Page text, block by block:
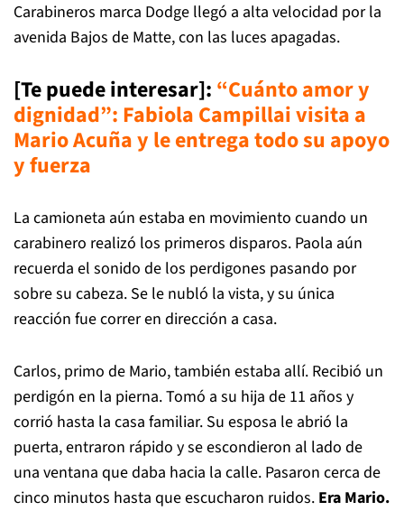
Carabineros marca Dodge llegó a alta velocidad por la
avenida Bajos de Matte, con las luces apagadas.
[Te puede interesar]: “Cuánto amor y
dignidad”: Fabiola Campillai visita a
Mario Acuña y le entrega todo su apoyo
y fuerza
La camioneta aún estaba en movimiento cuando un
carabinero realizó los primeros disparos. Paola aún
recuerda el sonido de los perdigones pasando por
sobre su cabeza. Se le nubló la vista, y su única
reacción fue correr en dirección a casa.
Carlos, primo de Mario, también estaba allí. Recibió un
perdigón en la pierna. Tomó a su hija de 11 años y
corrió hasta la casa familiar. Su esposa le abrió la
puerta, entraron rápido y se escondieron al lado de
una ventana que daba hacia la calle. Pasaron cerca de
cinco minutos hasta que escucharon ruidos. Era Mario.